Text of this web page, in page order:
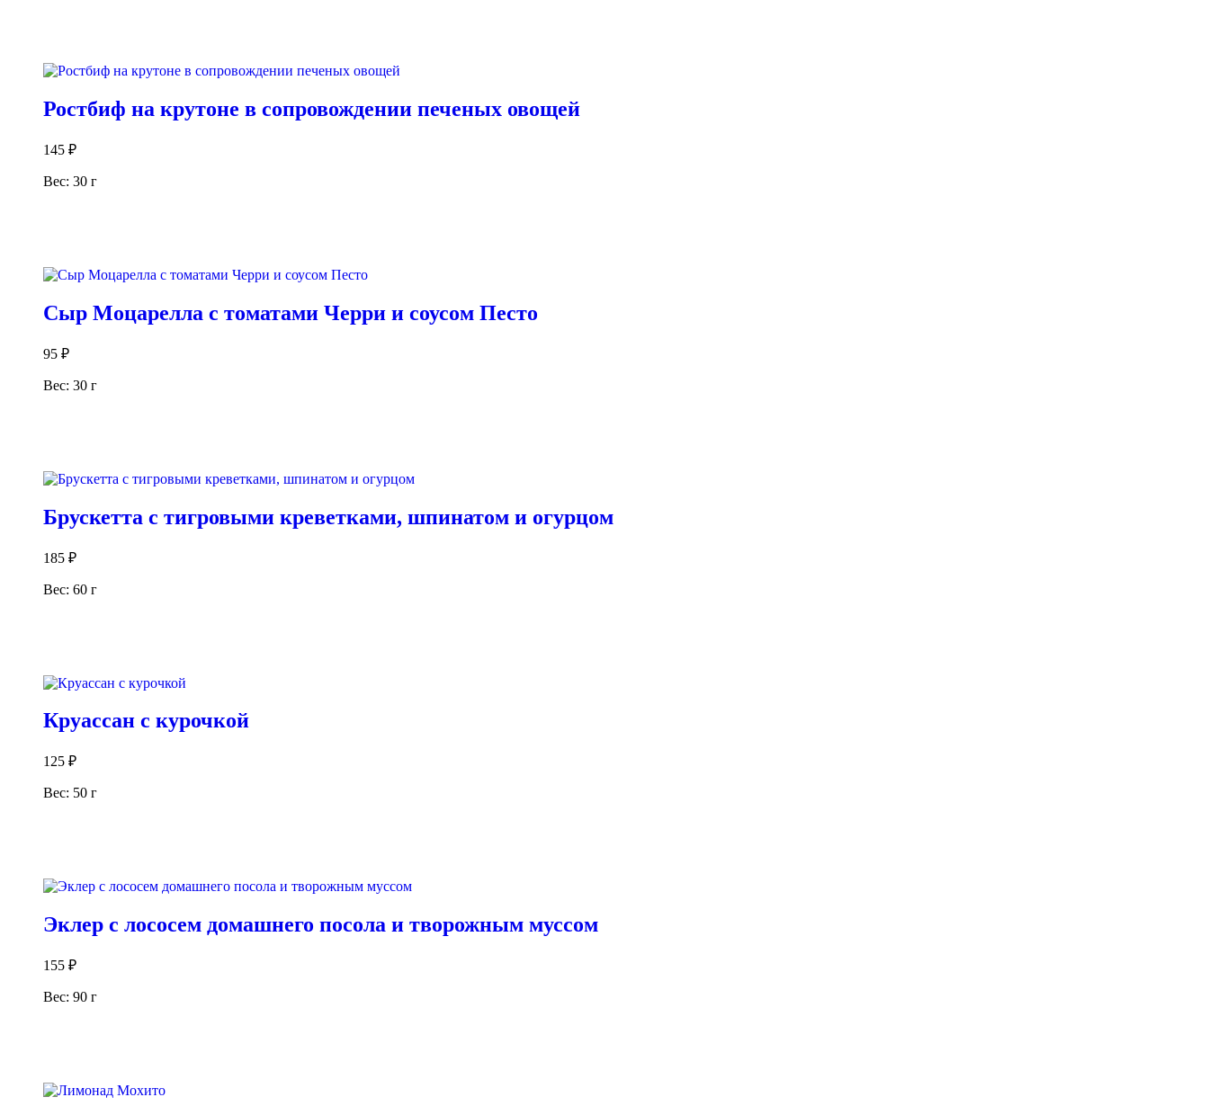
Ростбиф на крутоне в сопровождении печеных овощей
145 ₽
Вес: 30 г
Сыр Моцарелла с томатами Черри и соусом Песто
95 ₽
Вес: 30 г
Брускетта с тигровыми креветками, шпинатом и огурцом
185 ₽
Вес: 60 г
Круассан с курочкой
125 ₽
Вес: 50 г
Эклер с лососем домашнего посола и творожным муссом
155 ₽
Вес: 90 г